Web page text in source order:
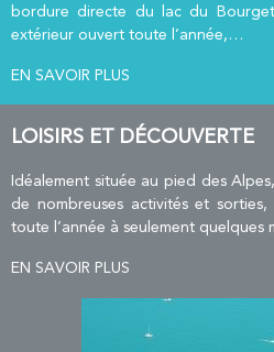
bordure directe du lac du
extérieur ouvert toute l’année,…
EN SAVOIR PLUS
LOISIRS ET DÉCOUVERTE
Idéalement située au pied des
de nombreuses activités et
toute l’année à seulement quelques
EN SAVOIR PLUS